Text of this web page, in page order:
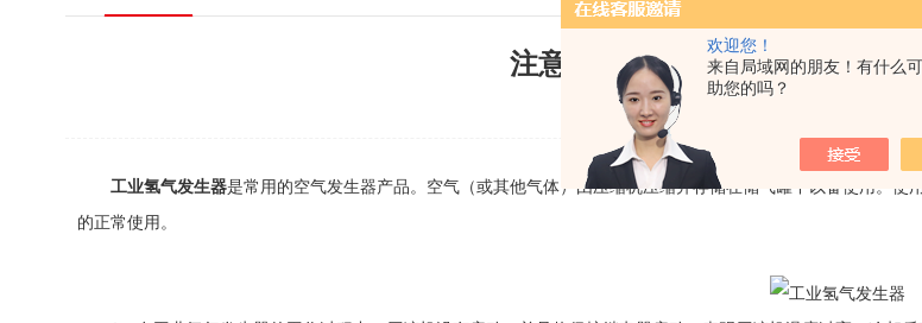
欢迎您！
来自局域网的朋友！有什么
助您的吗？
注意了，工业氢气发生器的使用
发布日期：2020-12-28 浏览次
工业氢气发生器是常用的空气发生器产品。空气（或其他气体）由压缩机压缩并存储在储气罐中以备使用。
的正常使用。